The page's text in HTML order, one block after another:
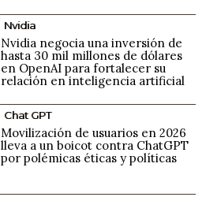
Nvidia
Nvidia negocia una inversión de
hasta 30 mil millones de dólares
en OpenAI para fortalecer su
relación en inteligencia artificial
Chat GPT
Movilización de usuarios en 2026
lleva a un boicot contra ChatGPT
por polémicas éticas y políticas